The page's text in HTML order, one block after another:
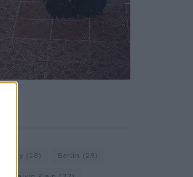
Beauty (18) Berlin (29)